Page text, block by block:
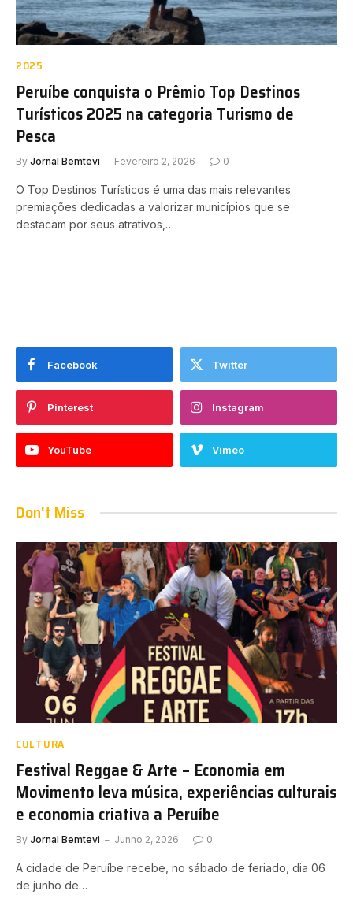
2025
Peruíbe conquista o Prêmio Top Destinos
Turísticos 2025 na categoria Turismo de
Pesca
By Jornal Bemtevi Fevereiro 2, 2026 0
O Top Destinos Turísticos é uma das mais relevantes
premiações dedicadas a valorizar municípios que se
destacam por seus atrativos,…
Facebook Twitter
Pinterest Instagram
YouTube Vimeo
Don't Miss
CULTURA
Festival Reggae & Arte – Economia em
Movimento leva música, experiências culturais
e economia criativa a Peruíbe
By Jornal Bemtevi Junho 2, 2026 0
A cidade de Peruíbe recebe, no sábado de feriado, dia 06
de junho de…